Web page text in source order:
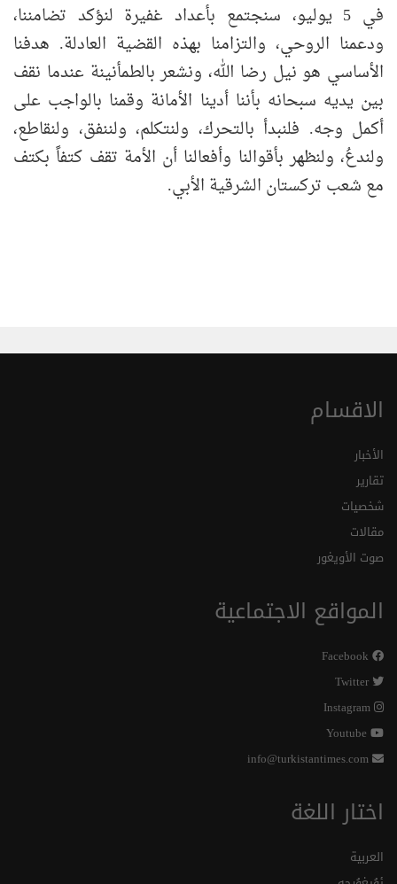
في 5 يوليو، سنجتمع بأعداد غفيرة لنؤكد تضامننا،
ودعمنا الروحي، والتزامنا بهذه القضية العادلة. هدفنا
الأساسي هو نيل رضا الله، ونشعر بالطمأنينة عندما نقف
بين يديه سبحانه بأننا أدينا الأمانة وقمنا بالواجب على
أكمل وجه. فلنبدأ بالتحرك، ولنتكلم، ولننفق، ولنقاطع،
ولندعُ، ولنظهر بأقوالنا وأفعالنا أن الأمة تقف كتفاً بكتف
مع شعب تركستان الشرقية الأبي.
الاقسام
الأخبار
تقارير
شخصيات
مقالات
صوت الأويغور
المواقع الاجتماعية
اختار اللغة
العربية